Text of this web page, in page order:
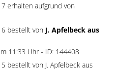
erhalten aufgrund von
bestellt von J. Apfelbeck aus
11:33 Uhr - ID: 144408
bestellt von J. Apfelbeck aus